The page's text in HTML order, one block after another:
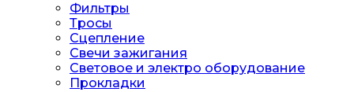
Фильтры
Тросы
Сцепление
Свечи зажигания
Световое и электро оборудование
Прокладки